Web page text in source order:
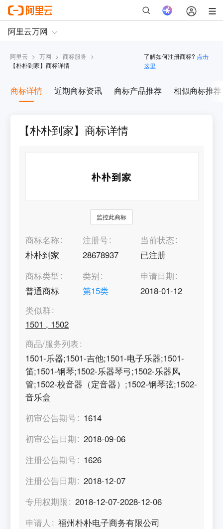
阿里云 > 万网 > 商标服务 >
【朴朴到家】商标详情
了解如何注册商标? 点击
这里
商标详情 近期商标资讯 商标产品推荐 相似商标推荐
【朴朴到家】商标详情
监控此商标
商标名称
朴朴到家
注册号
28678937
当前状态
已注册
商标类型
普通商标
类别
第15类
申请日期
2018-01-12
类似群
1501 , 1502
商品/服务列表
1501-乐器;1501-吉他;1501-电子乐器;1501-
笛;1501-钢琴;1502-乐器琴弓;1502-乐器风
管;1502-校音器（定音器）;1502-钢琴弦;1502-
音乐盒
初审公告期号
1614
初审公告日期
2018-09-06
注册公告期号
1626
注册公告日期
2018-12-07
专用权期限
2018-12-07-2028-12-06
申请人
福州朴朴电子商务有限公司